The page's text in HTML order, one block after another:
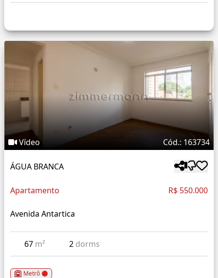
Vídeo Cód.: 163734
ÁGUA BRANCA
Apartamento R$ 550.000
Avenida Antartica
67 m² 2 dorms
Metrô